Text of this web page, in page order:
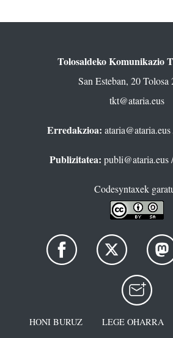
Tolosaldeko Komunikazio
San Esteban, 20 Tolosa
tkt@ataria.eus
Erredakzioa: ataria@ataria.eus
Publizitatea: publi@ataria.eus/
Codesyntaxek
HONI BURUZ LEGE OHARRA